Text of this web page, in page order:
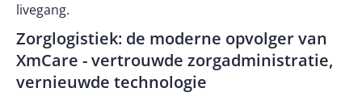
livegang.
Zorglogistiek: de moderne opvolger van
XmCare - vertrouwde zorgadministratie,
vernieuwde technologie